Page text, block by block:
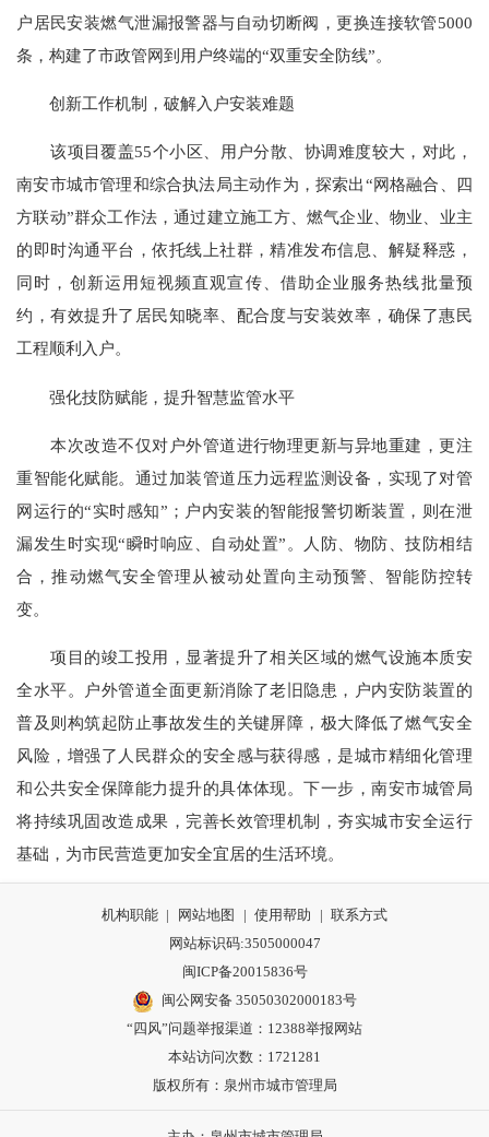
户居民安装燃气泄漏报警器与自动切断阀，更换连接软管5000
条，构建了市政管网到用户终端的“双重安全防线”。
创新工作机制，破解入户安装难题
该项目覆盖55个小区、用户分散、协调难度较大，对此，
南安市城市管理和综合执法局主动作为，探索出“网格融合、四
方联动”群众工作法，通过建立施工方、燃气企业、物业、业主
的即时沟通平台，依托线上社群，精准发布信息、解疑释惑，
同时，创新运用短视频直观宣传、借助企业服务热线批量预
约，有效提升了居民知晓率、配合度与安装效率，确保了惠民
工程顺利入户。
强化技防赋能，提升智慧监管水平
本次改造不仅对户外管道进行物理更新与异地重建，更注
重智能化赋能。通过加装管道压力远程监测设备，实现了对管
网运行的“实时感知”；户内安装的智能报警切断装置，则在泄
漏发生时实现“瞬时响应、自动处置”。人防、物防、技防相结
合，推动燃气安全管理从被动处置向主动预警、智能防控转
变。
项目的竣工投用，显著提升了相关区域的燃气设施本质安
全水平。户外管道全面更新消除了老旧隐患，户内安防装置的
普及则构筑起防止事故发生的关键屏障，极大降低了燃气安全
风险，增强了人民群众的安全感与获得感，是城市精细化管理
和公共安全保障能力提升的具体体现。下一步，南安市城管局
将持续巩固改造成果，完善长效管理机制，夯实城市安全运行
基础，为市民营造更加安全宜居的生活环境。
机构职能 | 网站地图 | 使用帮助 | 联系方式
网站标识码:3505000047
闽ICP备20015836号
闽公网安备 35050302000183号
“四风”问题举报渠道： 12388举报网站
本站访问次数：1721281
版权所有：泉州市城市管理局